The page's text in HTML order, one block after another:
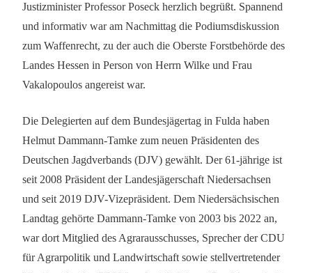
Justizminister Professor Poseck herzlich begrüßt. Spannend
und informativ war am Nachmittag die Podiumsdiskussion
zum Waffenrecht, zu der auch die Oberste Forstbehörde des
Landes Hessen in Person von Herrn Wilke und Frau
Vakalopoulos angereist war.
Die Delegierten auf dem Bundesjägertag in Fulda haben
Helmut Dammann-Tamke zum neuen Präsidenten des
Deutschen Jagdverbands (DJV) gewählt. Der 61-jährige ist
seit 2008 Präsident der Landesjägerschaft Niedersachsen
und seit 2019 DJV-Vizepräsident. Dem Niedersächsischen
Landtag gehörte Dammann-Tamke von 2003 bis 2022 an,
war dort Mitglied des Agrarausschusses, Sprecher der CDU
für Agrarpolitik und Landwirtschaft sowie stellvertretender